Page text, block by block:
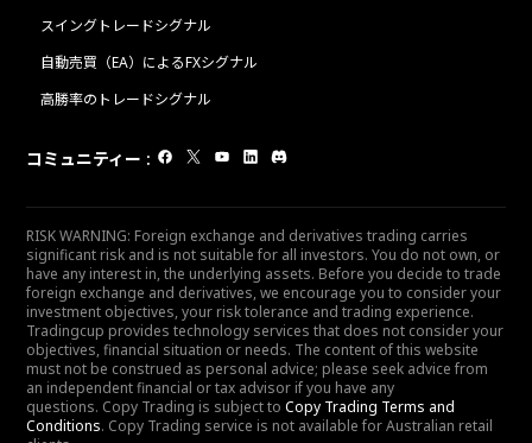
スイングトレードシグナル
自動売買（EA）によるFXシグナル
高勝率のトレードシグナル
コミュニティー :
RISK WARNING: Foreign exchange and derivatives trading carries
significant risk and is not suitable for all investors. You do not own, or
have any interest in, the underlying assets. Before you decide to trade
foreign exchange and derivatives, we encourage you to consider your
investment objectives, your risk tolerance and trading experience.
Tradingcup provides technology services that does not consider your
objectives, financial situation or needs. The content of this website
must not be construed as personal advice; please seek advice from
an independent financial or tax advisor if you have any
questions. Copy Trading is subject to Copy Trading Terms and
Conditions. Copy Trading service is not available for Australian retail